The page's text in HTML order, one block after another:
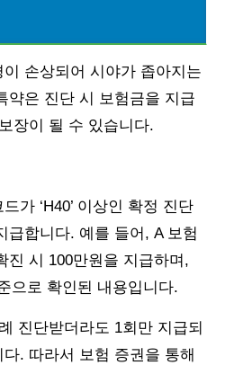
손상되어 시야가 좁아지는
약은 진단 시 보험금을 지급
장이 될 수 있습니다.
가 ‘H40’ 이상인 확정 진단
급합니다. 예를 들어, A 보험
진 시 100만원을 지급하며,
으로 확인된 내용입니다.
진단받더라도 1회만 지급되
. 따라서 보험 증권을 통해